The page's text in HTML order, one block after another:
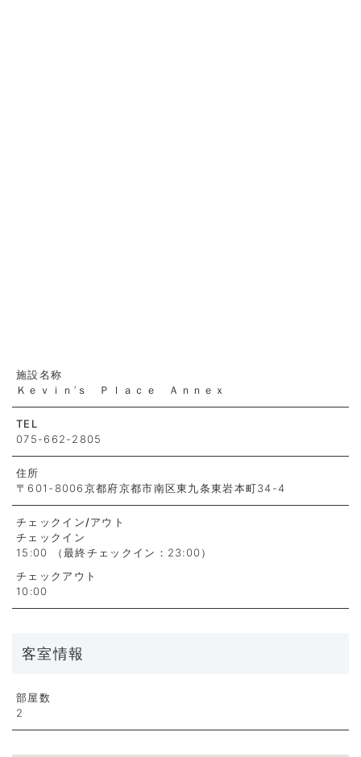
施設名称
Ｋｅｖｉｎ’ｓ Ｐｌａｃｅ Ａｎｎｅｘ
TEL
075-662-2805
住所
〒601-8006京都府京都市南区東九条東岩本町34-4
チェックイン/アウト
チェックイン
15:00 （最終チェックイン：23:00）
チェックアウト
10:00
客室情報
部屋数
2